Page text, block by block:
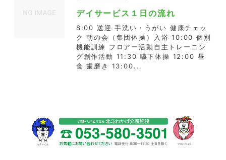
デイサービス１日の流れ
8:00 送迎 手洗い・うがい 健康チェッ
ク 朝の会（集団体操）入浴 10:00 個別
機能訓練 フロアー活動自主トレーニン
グ創作活動 11:30 嚥下体操 12:00 昼
食 歯磨き 13:00...